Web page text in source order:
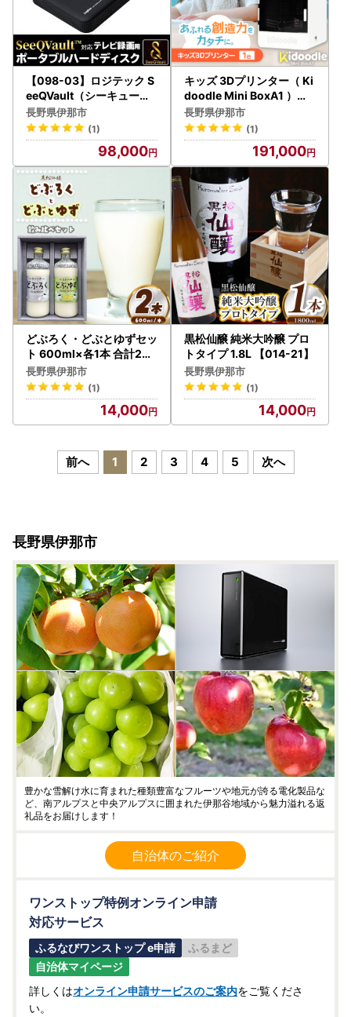
【098-03】ロジテック S
eeQVault（シーキューボ
ルト）対応 テレビ録画用
2.5インチ ポータブル
ハードディスク 2TB 【LH
D-PBMB20U3QW】
長野県伊那市
(1)
98,000
キッズ 3Dプリンター（ Ki
doodle Mini BoxA1 ）プ
ラスチックを思い通りに成
形。1300種類の内蔵デー
タですぐに使用可能。進学
祝いにも【191-01】
長野県伊那市
(1)
191,000
どぶろく・どぶとゆずセッ
ト 600ml×各1本 合計2本
黒松仙醸 【014-36】
長野県伊那市
(1)
14,000
黒松仙醸 純米大吟醸 プロ
トタイプ 1.8L 【014-21】
長野県伊那市
(1)
14,000
前へ 1 2 3 4 5 次へ
長野県伊那市
豊かな雪解け水に育まれた種類豊富なフルーツや地元が誇る電化製品な
ど、南アルプスと中央アルプスに囲まれた伊那谷地域から魅力溢れる返
礼品をお届けします！
自治体のご紹介
ワンストップ特例オンライン申請
対応サービス
ふるなびワンストップ e申請
ふるまど
自治体マイページ
詳しくはオンライン申請サービスのご案内をご覧くださ
い。